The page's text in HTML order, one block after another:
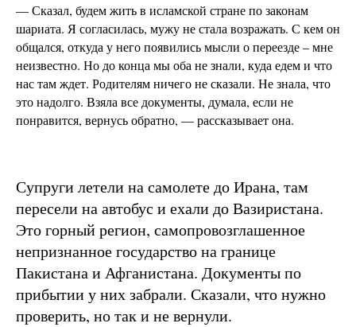
— Сказал, будем жить в исламской стране по законам
шариата. Я согласилась, мужу не стала возражать. С кем он
общался, откуда у него появились мысли о переезде – мне
неизвестно. Но до конца мы оба не знали, куда едем и что
нас там ждет. Родителям ничего не сказали. Не знала, что
это надолго. Взяла все документы, думала, если не
понравится, вернусь обратно, — рассказывает она.
Супруги летели на самолете до Ирана, там
пересели на автобус и ехали до Вазиристана.
Это горный регион, самопровозглашенное
непризнанное государство на границе
Пакистана и Афганистана. Документы по
прибытии у них забрали. Сказали, что нужно
проверить, но так и не вернули.